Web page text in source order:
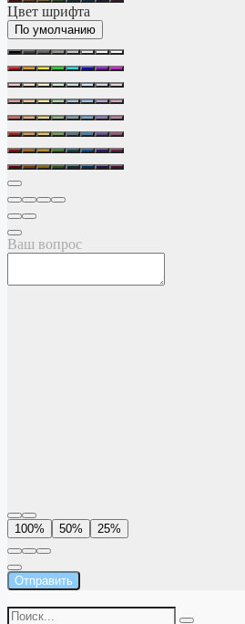
Цвет шрифта
По умолчанию
Ваш вопрос
100% 50% 25%
Отправить